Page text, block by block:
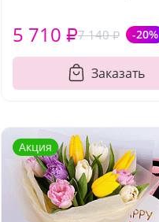
7 140 ₽ -20%
5 710 ₽
Заказать
Акция